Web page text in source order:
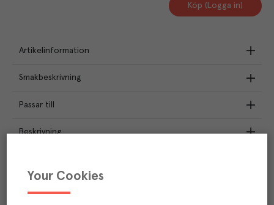
Köp (Logga in)
Artikelinformation
Smakbeskrivning
Passar till
Beskrivning
Klimatavtryck
Your Cookies